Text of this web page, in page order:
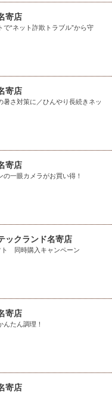
寄店
で“ネット詐欺トラブル”から守
寄店
暑さ対策に／ひんやり長続きネッ
寄店
の一眼カメラがお買い得！
ックランド名寄店
ト 同時購入キャンペーン
寄店
んたん調理！
寄店